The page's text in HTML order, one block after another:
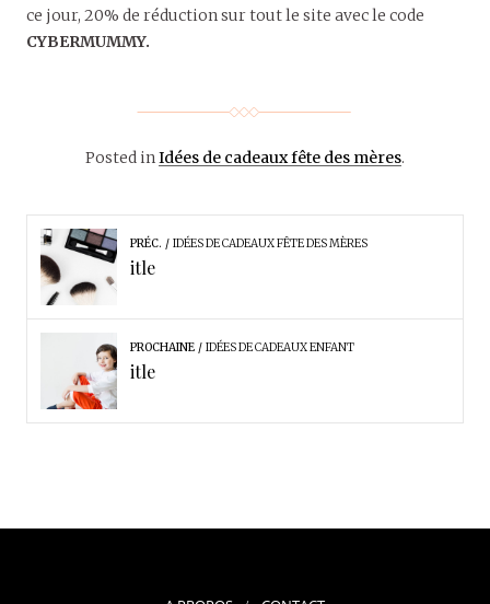
ce jour, 20% de réduction sur tout le site avec le code
CYBERMUMMY.
Posted inIdées de cadeaux fête des mères.
PRÉC. IDÉES DE CADEAUX FÊTE DES MÈRES
itle
PROCHAINE IDÉES DE CADEAUX ENFANT
itle